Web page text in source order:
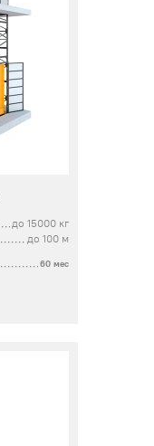
до 15000 кг
до 100 м
60 мес